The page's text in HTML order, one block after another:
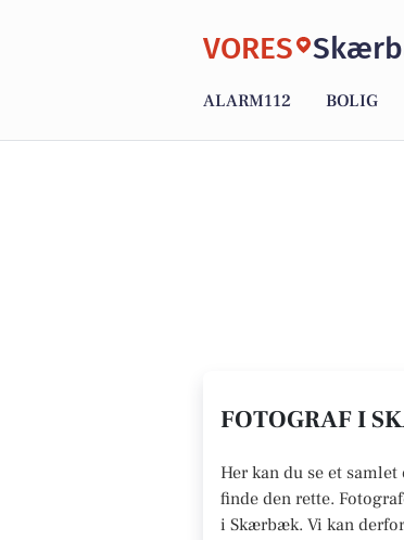
VORES
ALARM112 BOLIG
FOTOGRAF I
Her kan du se et
finde den rette.
i Skærbæk. Vi kan